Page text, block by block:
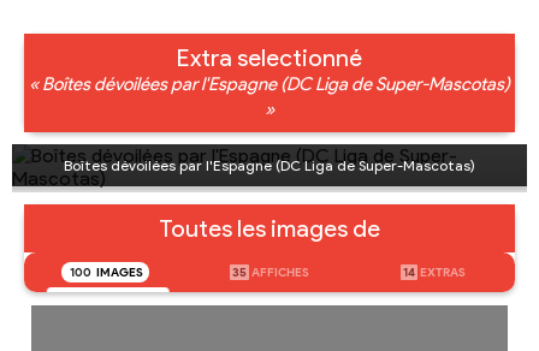
Extra selectionné
« Boîtes dévoilées par l'Espagne (DC Liga de Super-Mascotas)
»
Boîtes dévoilées par l'Espagne (DC Liga de Super-Mascotas)
Toutes les images de
100 IMAGES 35 AFFICHES 14 EXTRAS